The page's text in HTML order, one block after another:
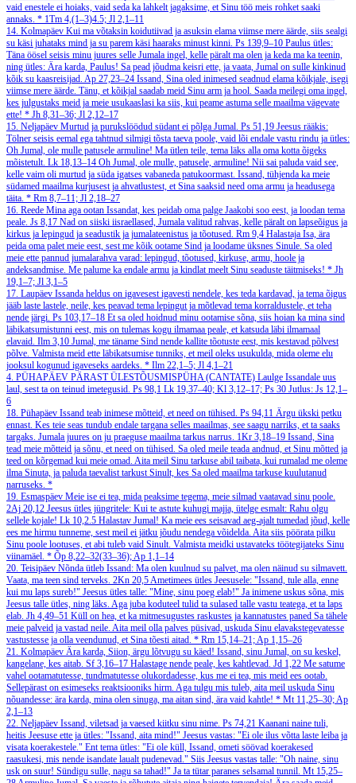
vaid enestele ei hoiaks, vaid seda ka lahkelt jagaksime, et Sinu töö meis rohket saaki
annaks. * 1Tm 4,(1–3)4.5; Jl 2,1–11
14. Kolmapäev Kui ma võtaksin koidutiivad ja asuksin elama viimse mere äärde, siis sealgi
su käsi juhataks mind ja su parem käsi haaraks minust kinni. Ps 139,9–10 Paulus ütles:
Täna öösel seisis minu juures selle Jumala ingel, kelle päralt ma olen ja keda ma ka teenin,
ning ütles: Ära karda, Paulus! Sa pead jõudma keisri ette, ja vaata, Jumal on sulle kinkinud
kõik su kaasreisijad. Ap 27,23–24 Issand, Sina oled inimesed seadnud elama kõikjale, isegi
viimse mere äärde. Tänu, et kõikjal saadab meid Sinu arm ja hool. Saada meilegi oma ingel,
kes julgustaks meid ja meie usukaaslasi ka siis, kui peame astuma selle maailma vägevate
ette! * Jh 8,31–36; Jl 2,12–17
15. Neljapäev Murtud ja purukslöödud südant ei põlga Jumal. Ps 51,19 Jeesus rääkis:
Tölner seisis eemal ega tahtnud silmigi tõsta taeva poole, vaid lõi endale vastu rindu ja ütles:
Oh Jumal, ole mulle patusele armuline! Ma ütlen teile, tema läks alla oma kotta õigeks
mõistetult. Lk 18,13–14 Oh Jumal, ole mulle, patusele, armuline! Nii sai paluda vaid see,
kelle vaim oli murtud ja süda igatses vabaneda patukoormast. Issand, tühjenda ka meie
südamed maailma kurjusest ja ahvatlustest, et Sina saaksid need oma armu ja headusega
täita. * Rm 8,7–11; Jl 2,18–27
16. Reede Mina aga ootan Issandat, kes peidab oma palge Jaakobi soo eest, ja loodan tema
peale. Js 8,17 Nad on siiski iisraellased, Jumala valitud rahvas, kelle päralt on lapseõigus ja
kirkus ja lepingud ja seadustik ja jumalateenistus ja tõotused. Rm 9,4 Halastaja Isa, ära
peida oma palet meie eest, sest me kõik ootame Sind ja loodame üksnes Sinule. Sa oled
meie ette pannud jumalarahva varad: lepingud, tõotused, kirkuse, armu, hoole ja
andeksandmise. Me palume ka endale armu ja kindlat meelt Sinu seaduste täitmiseks! * Jh
19,1–7; Jl 3,1–5
17. Laupäev Issanda heldus on igavesest igavesti nendele, kes teda kardavad, ja tema õigus
jääb laste lastele, neile, kes peavad tema lepingut ja mõtlevad tema korraldustele, et teha
nende järgi. Ps 103,17–18 Et sa oled hoidnud minu ootamise sõna, siis hoian ka mina sind
läbikatsumistunni eest, mis on tulemas kogu ilmamaa peale, et katsuda läbi ilmamaal
elavaid. Ilm 3,10 Jumal, me täname Sind nende kallite tõotuste eest, mis kestavad põlvest
põlve. Valmista meid ette läbikatsumise tunniks, et meil oleks usukulda, mida oleme elu
jooksul kogunud igaveseks aardeks. * Ilm 22,1–5; Jl 4,1–21
4. PÜHAPÄEV PÄRAST ÜLESTÕUSMISPÜHA (CANTATE) Laulge Issandale uus
laul, sest ta on teinud imetegusid. Ps 98,1 Lk 19,37–40; Kl 3,12–17; Ps 30 Jutlus: Js 12,1–
6
18. Pühapäev Issand teab inimese mõtteid, et need on tühised. Ps 94,11 Ärgu ükski petku
ennast. Kes teie seas tundub endale targana selles maailmas, see saagu narriks, et ta saaks
targaks. Jumala juures on ju praeguse maailma tarkus narrus. 1Kr 3,18–19 Issand, Sina
tead meie mõtteid ja sõnu, et need on tühised. Sa oled meile teada andnud, et Sinu mõtted ja
teed on kõrgemad kui meie omad. Aita meil Sinu tarkuse abil taibata, kui rumalad me oleme
ilma Sinuta, ja paluda taevalist tarkust Sinult, kes Sa oled maailma tarkuse kuulutanud
narruseks. *
19. Esmaspäev Meie ise ei tea, mida peaksime tegema, meie silmad vaatavad sinu poole.
2Aj 20,12 Jeesus ütles jüngritele: Kui te astute kuhugi majja, ütelge esmalt: Rahu olgu
sellele kojale! Lk 10,2.5 Halastav Jumal! Ka meie ees seisavad aeg-ajalt tumedad jõud, kelle
ees me hirmu tunneme, sest meil ei jätku jõudu nendega võidelda. Aita siis pöörata pilku
Sinu poole lootuses, et abi tuleb vaid Sinult. Valmista meidki ustavateks töötegijateks Sinu
viinamäel. * Õp 8,22–32(33–36); Ap 1,1–14
20. Teisipäev Nõnda ütleb Issand: Ma olen kuulnud su palvet, ma olen näinud su silmavett.
Vaata, ma teen sind terveks. 2Kn 20,5Ametimees ütles Jeesusele: "Issand, tule alla, enne
kui mu laps sureb!" Jeesus ütles talle: "Mine, sinu poeg elab!" Ja inimene uskus sõna, mis
Jeesus talle ütles, ning läks. Aga juba koduteel tulid ta sulased talle vastu teatega, et ta laps
elab. Jh 4,49–51 Küll on hea, et ka mitmesugustes raskustes ja kannatustes paned Sa tähele
meie palveid ja vastad neile. Aita meil olla palves püsivad, uskuda Sinu elavakstegevatesse
vastustesse ja olla veendunud, et Sina tõesti aitad. * Rm 15,14–21; Ap 1,15–26
21. Kolmapäev Ära karda, Siion, ärgu lõtvugu su käed! Issand, sinu Jumal, on su keskel,
kangelane, kes aitab. Sf 3,16–17 Halastage nende peale, kes kahtlevad. Jd 1,22 Me satume
vahel ootamatutesse, tundmatutesse olukordadesse, kus me ei tea, mis meid ees ootab.
Sellepärast on esimeseks reaktsiooniks hirm. Aga tulgu mis tuleb, aita meil uskuda Sinu
nõuandesse: ära karda, mina olen sinuga, ma aitan sind, ära vaid kahtle! * Mt 11,25–30; Ap
2,1–13
22. Neljapäev Issand, viletsad ja vaesed kiitku sinu nime. Ps 74,21 Kaanani naine tuli,
heitis Jeesuse ette ja ütles: "Issand, aita mind!" Jeesus vastas: "Ei ole ilus võtta laste leiba ja
visata koerakestele." Ent tema ütles: "Ei ole küll, Issand, ometi söövad koerakesed
raasukesi, mis nende isandate laualt pudenevad." Siis Jeesus vastas talle: "Oh naine, sinu
usk on suur! Sündigu sulle, nagu sa tahad!" Ja ta tütar paranes selsamal tunnil. Mt 15,25–